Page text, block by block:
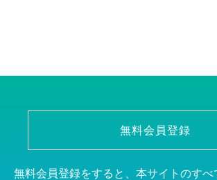
無料会員登録
無料会員登録をすると、本サイトのすべ